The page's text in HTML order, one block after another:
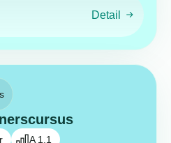
Detail
A 1.1